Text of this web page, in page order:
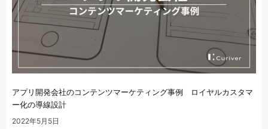
アプリ開発会社のコンテンツマーケティング事例 ロイヤルカスタマ
ー化の導線設計
2022年5月5日